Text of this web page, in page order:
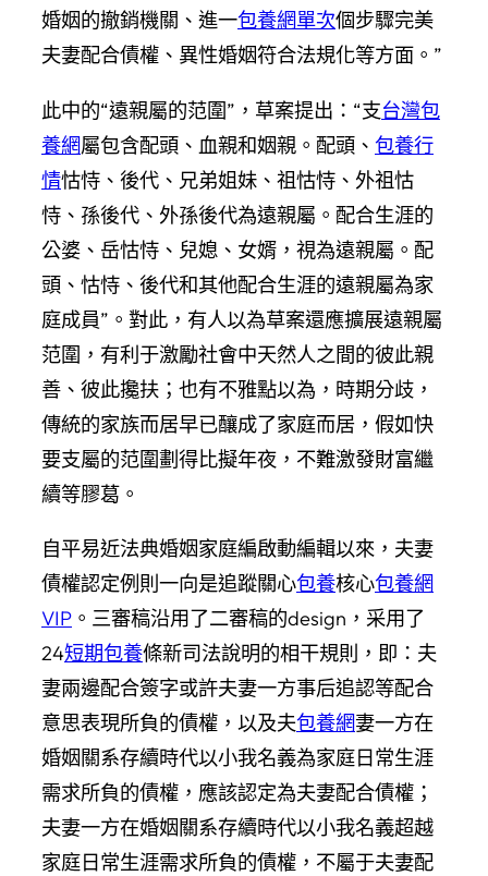
婚姻的撤銷機關、進一包養網單次個步驟完美
夫妻配合債權、異性婚姻符合法規化等方面。”
此中的“遠親屬的范圍”，草案提出：“支台灣包
養網屬包含配頭、血親和姻親。配頭、 包養行
情怙恃、後代、兄弟姐妹、祖怙恃、外祖怙
恃、孫後代、外孫後代為遠親屬。配合生涯的
公婆、岳怙恃、兒媳、女婿，視為遠親屬。配
頭、怙恃、後代和其他配合生涯的遠親屬為家
庭成員”。對此，有人以為草案還應擴展遠親屬
范圍，有利于激勵社會中天然人之間的彼此親
善、彼此攙扶；也有不雅點以為，時期分歧，
傳統的家族而居早已釀成了家庭而居，假如快
要支屬的范圍劃得比擬年夜，不難激發財富繼
續等膠葛。
自平易近法典婚姻家庭編啟動編輯以來，夫妻
債權認定例則一向是追蹤關心包養核心包養網
VIP 。三審稿沿用了二審稿的design，采用了
24短期包養條新司法說明的相干規則，即：夫
妻兩邊配合簽字或許夫妻一方事后追認等配合
意思表現所負的債權，以及夫包養網妻一方在
婚姻關系存續時代以小我名義為家庭日常生涯
需求所負的債權，應該認定為夫妻配合債權；
夫妻一方在婚姻關系存續時代以小我名義超越
家庭日常生涯需求所負的債權，不屬于夫妻配